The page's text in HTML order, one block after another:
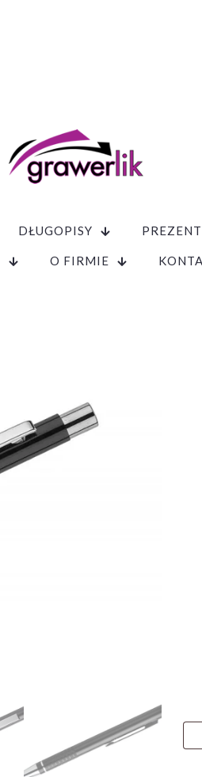
DŁUGOPISY
O FIRMIE